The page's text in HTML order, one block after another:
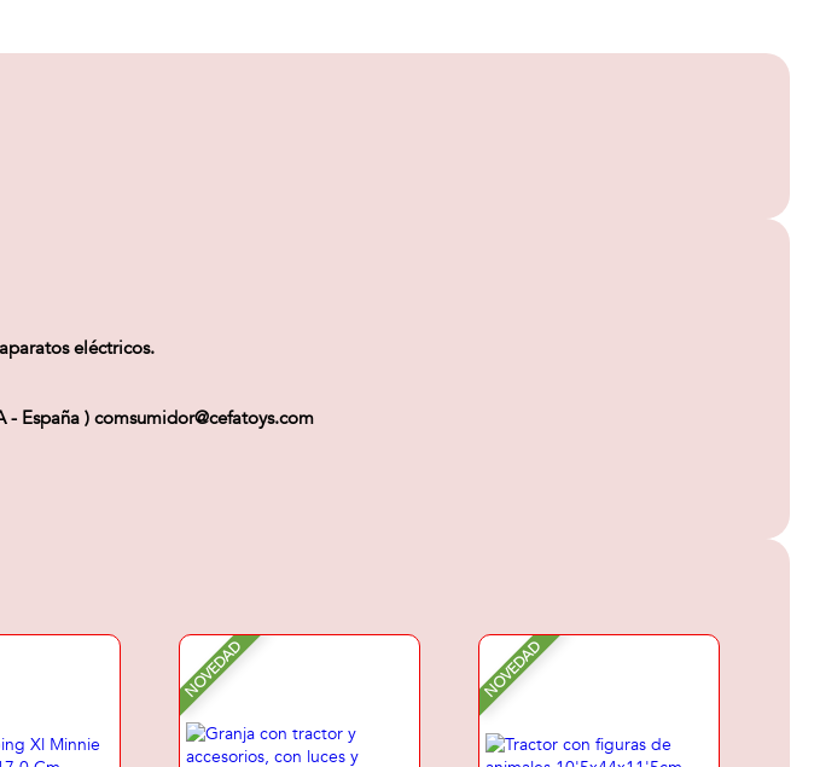
eléctricos.
España ) comsumidor@cefatoys.com
NOVEDAD NOVEDAD